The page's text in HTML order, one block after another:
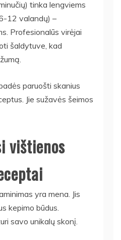
tinka lengviems
12 valandų) –
Profesionalūs virėjai
šaldytuve, kad
paruošti skanius
Jie sužavės šeimos
vištienos
yra mena. Jis
kepimo būdus.
savo unikalų skonį.